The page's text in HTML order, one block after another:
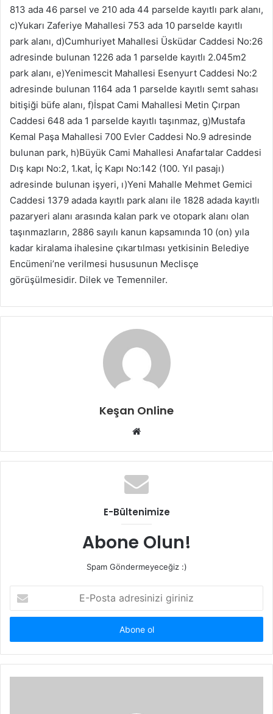
813 ada 46 parsel ve 210 ada 44 parselde kayıtlı park alanı,
c)Yukarı Zaferiye Mahallesi 753 ada 10 parselde kayıtlı
park alanı, d)Cumhuriyet Mahallesi Üsküdar Caddesi No:26
adresinde bulunan 1226 ada 1 parselde kayıtlı 2.045m2
park alanı, e)Yenimescit Mahallesi Esenyurt Caddesi No:2
adresinde bulunan 1164 ada 1 parselde kayıtlı semt sahası
bitişiği büfe alanı, f)İspat Cami Mahallesi Metin Çırpan
Caddesi 648 ada 1 parselde kayıtlı taşınmaz, g)Mustafa
Kemal Paşa Mahallesi 700 Evler Caddesi No.9 adresinde
bulunan park, h)Büyük Cami Mahallesi Anafartalar Caddesi
Dış kapı No:2, 1.kat, İç Kapı No:142 (100. Yıl pasajı)
adresinde bulunan işyeri, ı)Yeni Mahalle Mehmet Gemici
Caddesi 1379 adada kayıtlı park alanı ile 1828 adada kayıtlı
pazaryeri alanı arasında kalan park ve otopark alanı olan
taşınmazların, 2886 sayılı kanun kapsamında 10 (on) yıla
kadar kiralama ihalesine çıkartılması yetkisinin Belediye
Encümeni’ne verilmesi hususunun Meclisçe
görüşülmesidir. Dilek ve Temenniler.
Keşan Online
Web
E-Bültenimize
Abone Olun!
Spam Göndermeyeceğiz :)
Posta
adresinizi